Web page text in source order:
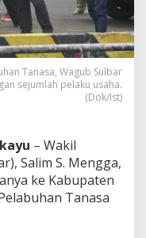
Tanasa, Wagub Sulbar
sejumlah pelaku usaha.
(Dok/Ist)
– Wakil
Salim S. Mengga,
ke Kabupaten
Tanasa